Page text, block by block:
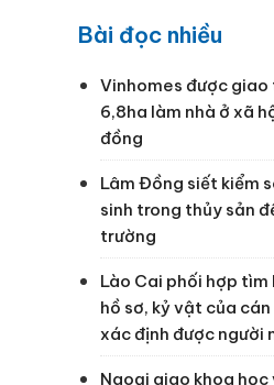
Bài đọc nhiều
Vinhomes được giao
6,8ha làm nhà ở xã
đồng
Lâm Đồng siết kiểm
sinh trong thủy sản
trường
Lào Cai phối hợp
hồ sơ, kỷ vật của cán
xác định được người
Ngoại giao khoa học